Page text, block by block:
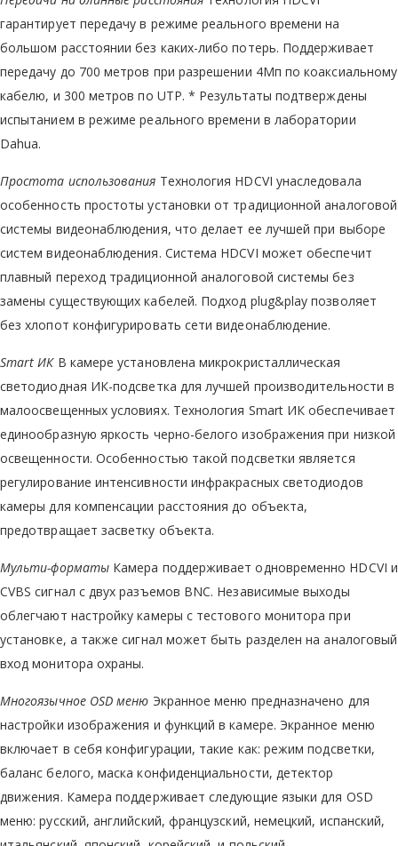
гарантирует передачу в режиме реального времени на
большом расстоянии без каких-либо потерь. Поддерживает
передачу до 700 метров при разрешении 4Мп по коаксиальному
кабелю, и 300 метров по UTP. * Результаты подтверждены
испытанием в режиме реального времени в лаборатории
Dahua.
Простота использования Технология HDCVI унаследовала
особенность простоты установки от традиционной аналоговой
системы видеонаблюдения, что делает ее лучшей при выборе
систем видеонаблюдения. Система HDCVI может обеспечит
плавный переход традиционной аналоговой системы без
замены существующих кабелей. Подход plug&play позволяет
без хлопот конфигурировать сети видеонаблюдение.
Smart ИКВ камере установлена микрокристаллическая
светодиодная ИК-подсветка для лучшей производительности в
малоосвещенных условиях. Технология Smart ИК обеспечивает
единообразную яркость черно-белого изображения при низкой
освещенности. Особенностью такой подсветки является
регулирование интенсивности инфракрасных светодиодов
камеры для компенсации расстояния до объекта,
предотвращает засветку объекта.
Мульти-форматыКамера поддерживает одновременно HDCVI и
CVBS сигнал с двух разъемов BNC. Независимые выходы
облегчают настройку камеры с тестового монитора при
установке, а также сигнал может быть разделен на аналоговый
вход монитора охраны.
Многоязычное OSD меню Экранное меню предназначено для
настройки изображения и функций в камере. Экранное меню
включает в себя конфигурации, такие как: режим подсветки,
баланс белого, маска конфиденциальности, детектор
движения. Камера поддерживает следующие языки для OSD
меню: русский, английский, французский, немецкий, испанский,